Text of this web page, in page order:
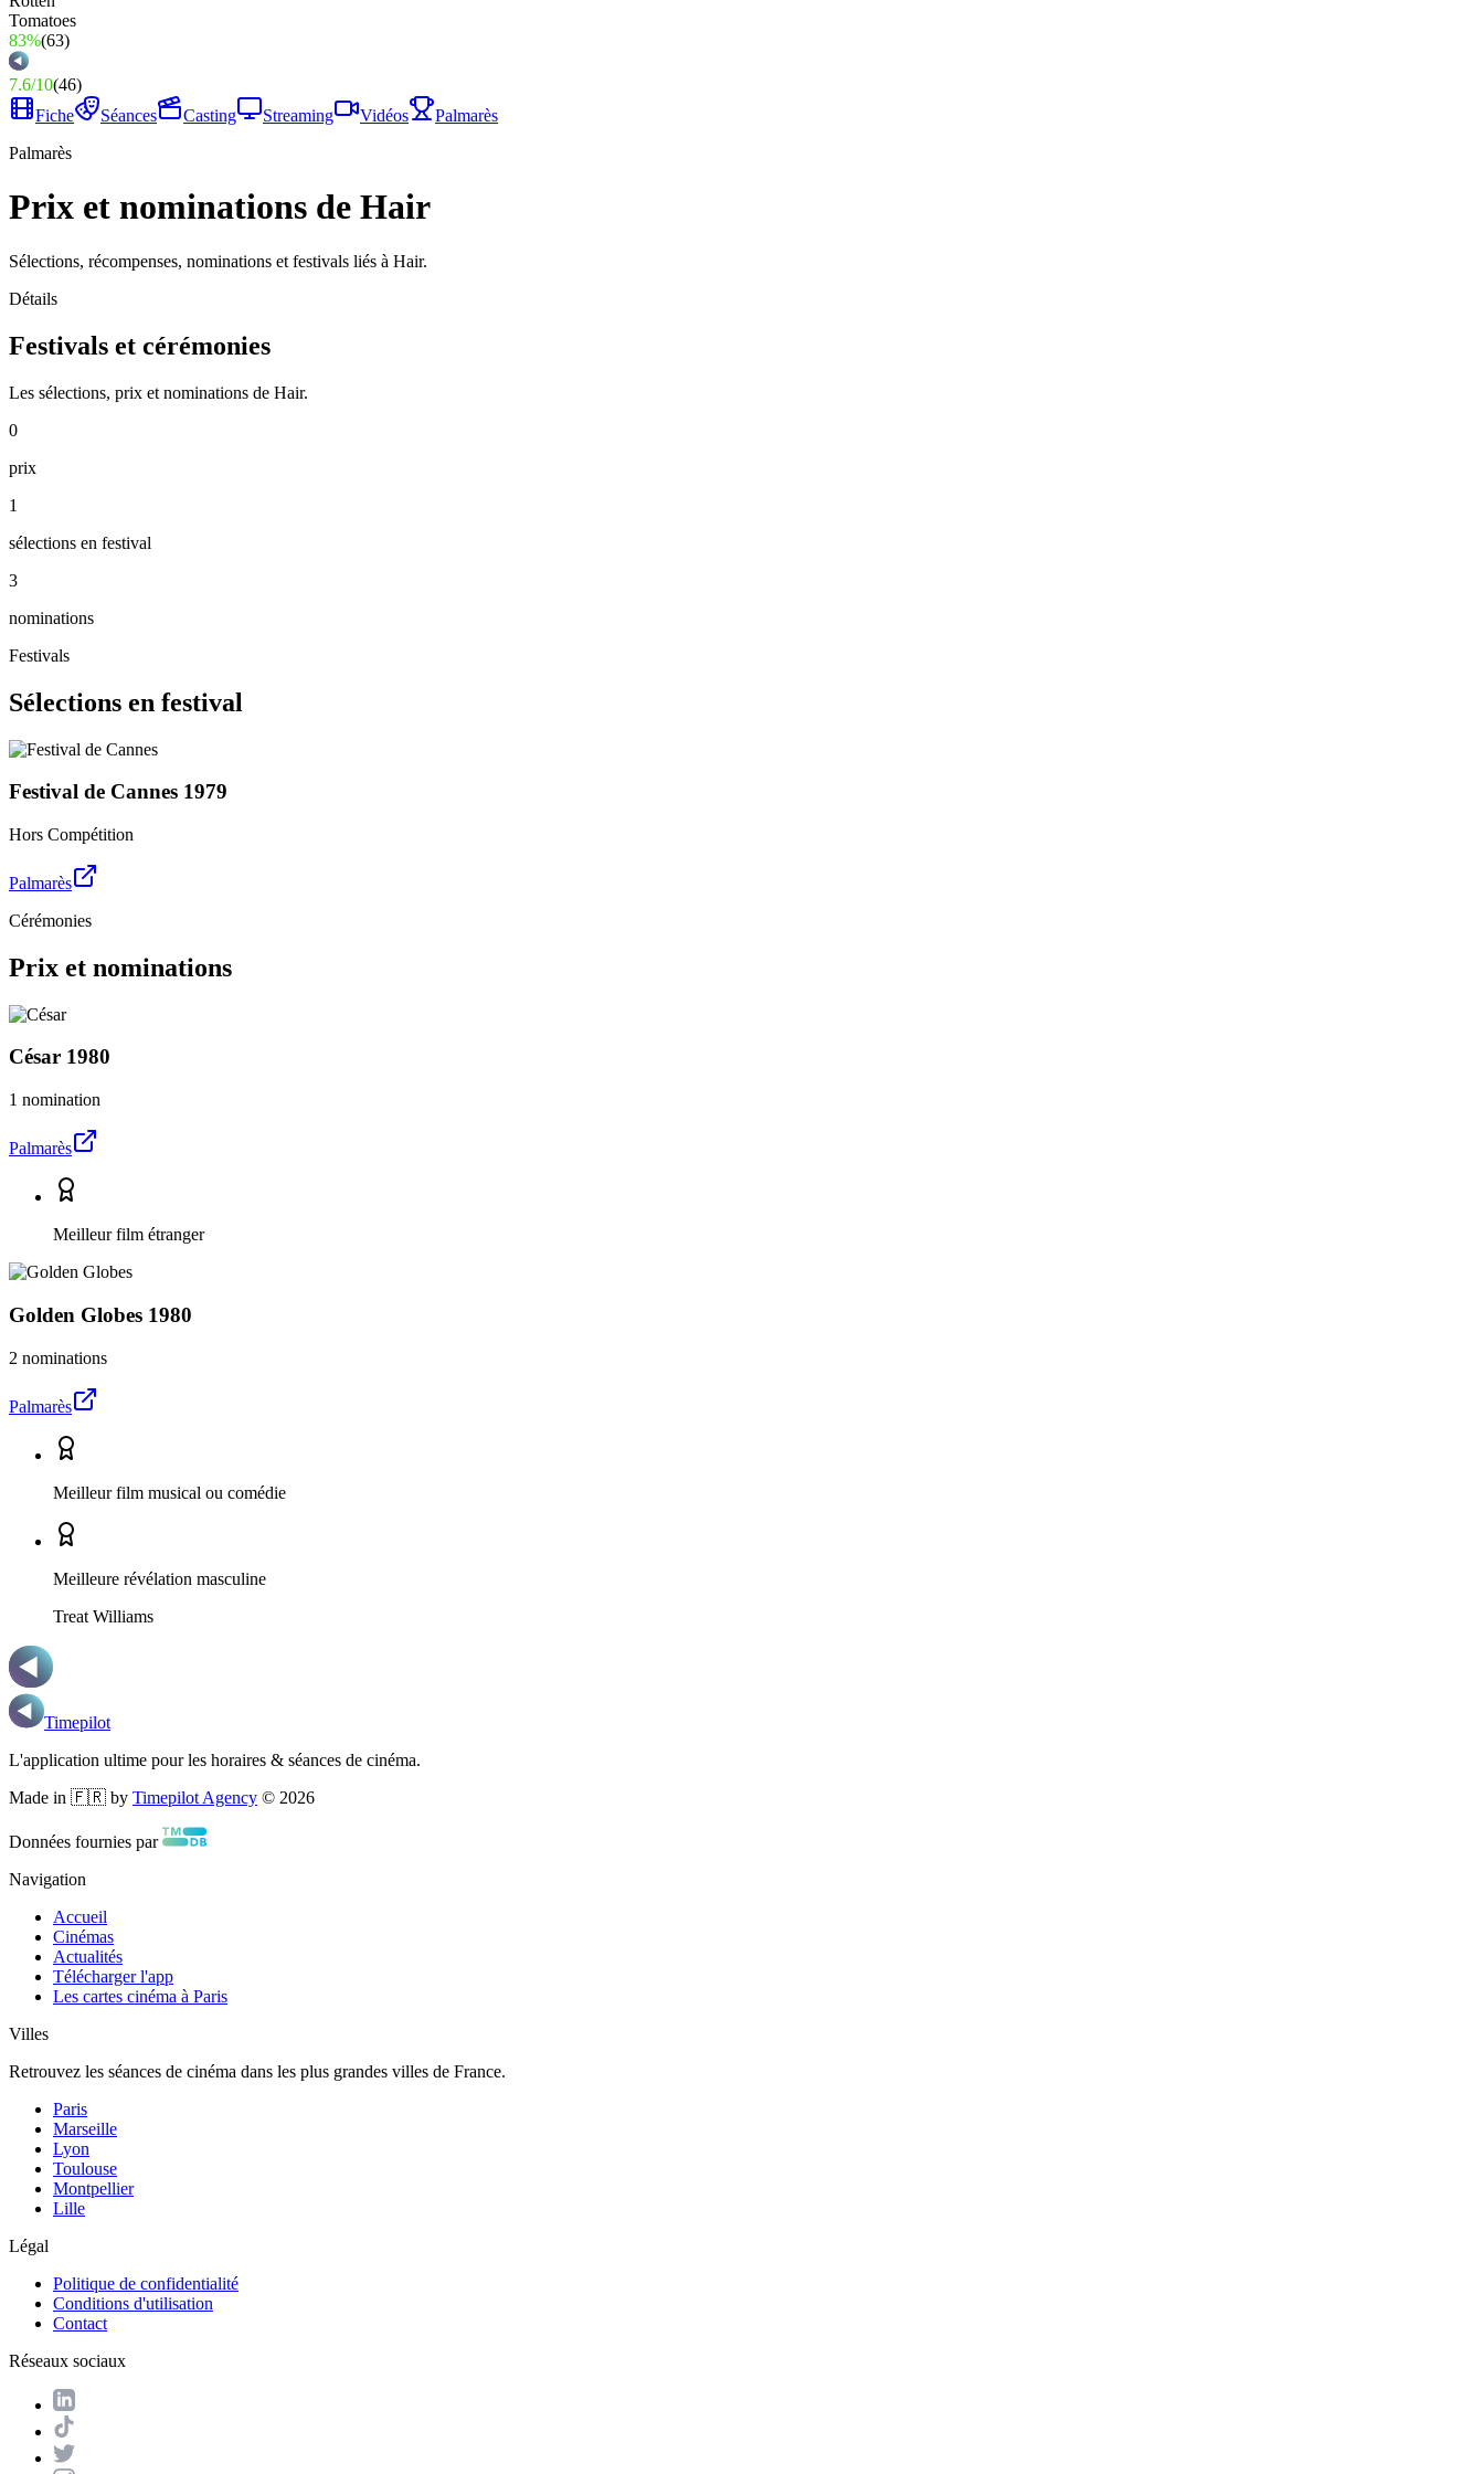
83%(63)
7.6/10(46)
Fiche
Séances Casting Streaming Vidéos
Palmarès
Palmarès
Prix et nominations de Hair
Sélections, récompenses, nominations et festivals liés à Hair.
Détails
Festivals et cérémonies
Les sélections, prix et nominations de Hair.
0
prix
1
sélections en festival
3
nominations
Festivals
Sélections en festival
Festival de Cannes 1979
Hors Compétition
Palmarès
Cérémonies
Prix et nominations
César 1980
1 nomination
Palmarès
Meilleur film étranger
Golden Globes 1980
2 nominations
Palmarès
Meilleur film musical ou comédie
Meilleure révélation masculine
Treat Williams
Timepilot
L'application ultime pour les horaires & séances de cinéma.
Made in 🇫🇷 by Timepilot Agency © 2026
Données fournies par
Navigation
Accueil
Cinémas
Actualités
Télécharger l'app
Les cartes cinéma à Paris
Villes
Retrouvez les séances de cinéma dans les plus grandes villes de France.
Paris
Marseille
Lyon
Toulouse
Montpellier
Lille
Légal
Politique de confidentialité
Conditions d'utilisation
Contact
Réseaux sociaux